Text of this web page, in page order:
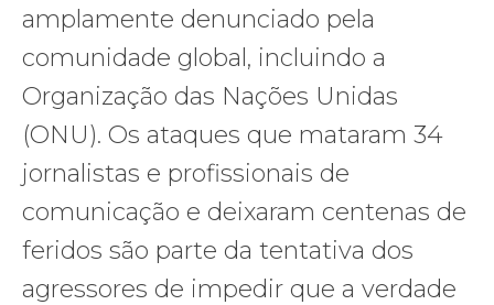
amplamente denunciado pela
comunidade global, incluindo a
Organização das Nações Unidas
(ONU). Os ataques que mataram 34
jornalistas e profissionais de
comunicação e deixaram centenas de
feridos são parte da tentativa dos
agressores de impedir que a verdade